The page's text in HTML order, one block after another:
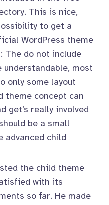
This is nice,
to get a
WordPress theme
The do not include
understandable, most
only some layout
theme concept can
get’s really involved
be a small
advanced child
the child theme
with its
so far. He made